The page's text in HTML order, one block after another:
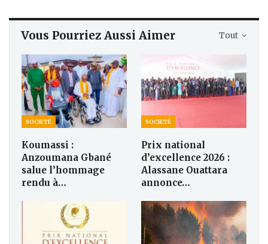
Tout
Vous Pourriez Aussi Aimer
SOCIETÉ
Koumassi :
Anzoumana Gbané
salue l’hommage
rendu à…
SOCIETÉ
Prix national
d’excellence 2026 :
Alassane Ouattara
annonce…